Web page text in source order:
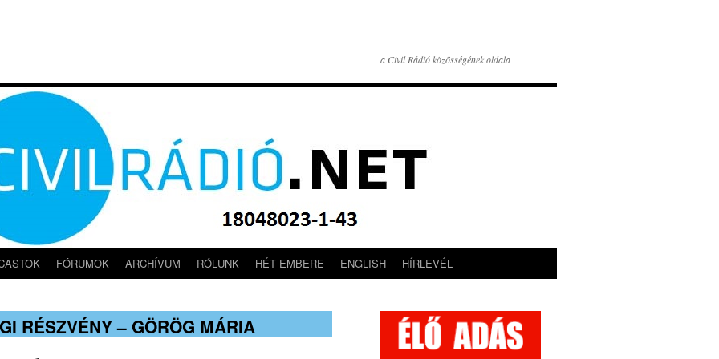
a Civil Rádió közösségének oldala
FÓRUMOK ARCHÍVUM RÓLUNK HÉT EMBERE ENGLISH HÍRLEVÉL
RÉSZVÉNY – GÖRÖG MÁRIA